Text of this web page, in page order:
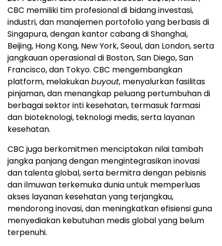
CBC memiliki tim profesional di bidang investasi,
industri, dan manajemen portofolio yang berbasis di
Singapura, dengan kantor cabang di Shanghai,
Beijing, Hong Kong, New York, Seoul, dan London, serta
jangkauan operasional di Boston, San Diego, San
Francisco, dan Tokyo. CBC mengembangkan
platform, melakukanbuyout, menyalurkan fasilitas
pinjaman, dan menangkap peluang pertumbuhan di
berbagai sektor inti kesehatan, termasuk farmasi
dan bioteknologi, teknologi medis, serta layanan
kesehatan.
CBC juga berkomitmen menciptakan nilai tambah
jangka panjang dengan mengintegrasikan inovasi
dan talenta global, serta bermitra dengan pebisnis
dan ilmuwan terkemuka dunia untuk memperluas
akses layanan kesehatan yang terjangkau,
mendorong inovasi, dan meningkatkan efisiensi guna
menyediakan kebutuhan medis global yang belum
terpenuhi.